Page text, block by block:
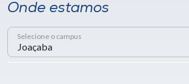
Onde estamos
Selecione o campus